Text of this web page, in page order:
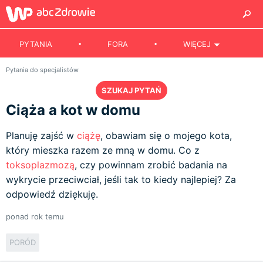
PYTANIA FORA WIĘCEJ
Pytania do specjalistów
SZUKAJ PYTAŃ
Ciąża a kot w domu
Planuję zajść w ciążę, obawiam się o mojego kota,
który mieszka razem ze mną w domu. Co z
toksoplazmozą, czy powinnam zrobić badania na
wykrycie przeciwciał, jeśli tak to kiedy najlepiej? Za
odpowiedź dziękuję.
ponad rok temu
PORÓD